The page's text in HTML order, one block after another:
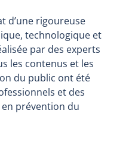
d’une rigoureuse
technologique et
par des experts
les contenus et les
du public ont été
et des
prévention du